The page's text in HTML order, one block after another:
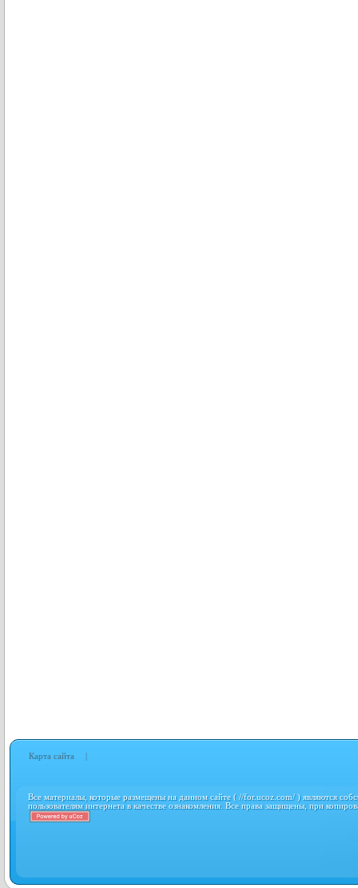
Карта сайта
Все материалы, которые размещены на данном сайте ( //for.ucoz.com/ ) являются
пользователям интернета в качестве ознакомления. Все права защищены, при